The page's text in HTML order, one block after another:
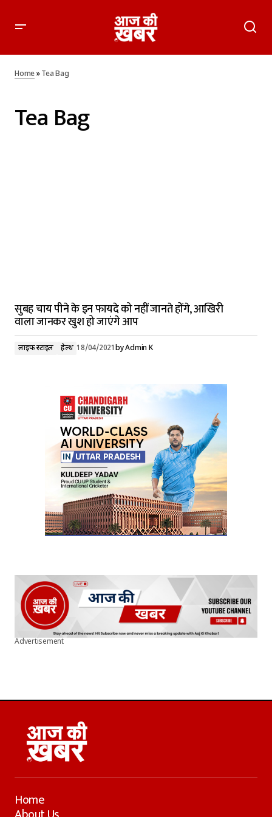
Home»Tea Bag
Tea Bag
सुबह चाय पीने के इन फायदे को नहीं जानते होंगे, आखिरी
वाला जानकर खुश हो जाएंगे आप
लाइफ स्टाइल हेल्थ 18/04/2021byAdmin K
Advertisement
Home